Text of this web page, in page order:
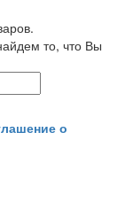
то, что Вы
о